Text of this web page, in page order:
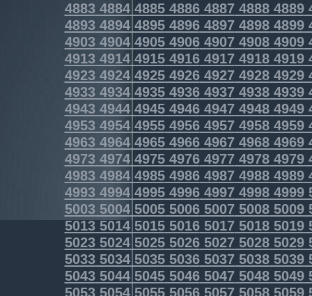
4883488448854886488748884889
4893489448954896489748984899
4903490449054906490749084909
4913491449154916491749184919
4923492449254926492749284929
4933493449354936493749384939
4943494449454946494749484949
4953495449554956495749584959
4963496449654966496749684969
4973497449754976497749784979
4983498449854986498749884989
4993499449954996499749984999
5003500450055006500750085009
5013501450155016501750185019
5023502450255026502750285029
5033503450355036503750385039
5043504450455046504750485049
5053505450555056505750585059